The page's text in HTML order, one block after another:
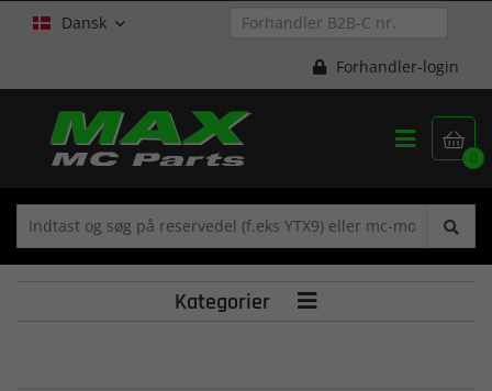
Dansk 
Forhandler-login

0

Kategorier 